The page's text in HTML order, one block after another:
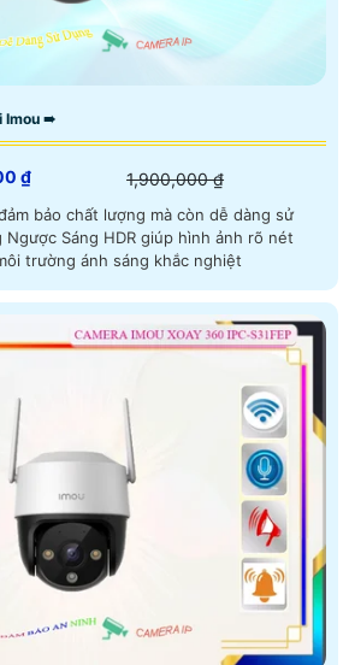
Imou ➠
₫ 1,900,000 ₫
bảo chất lượng mà còn dễ dàng sử
trường ánh sáng khắc nghiệt